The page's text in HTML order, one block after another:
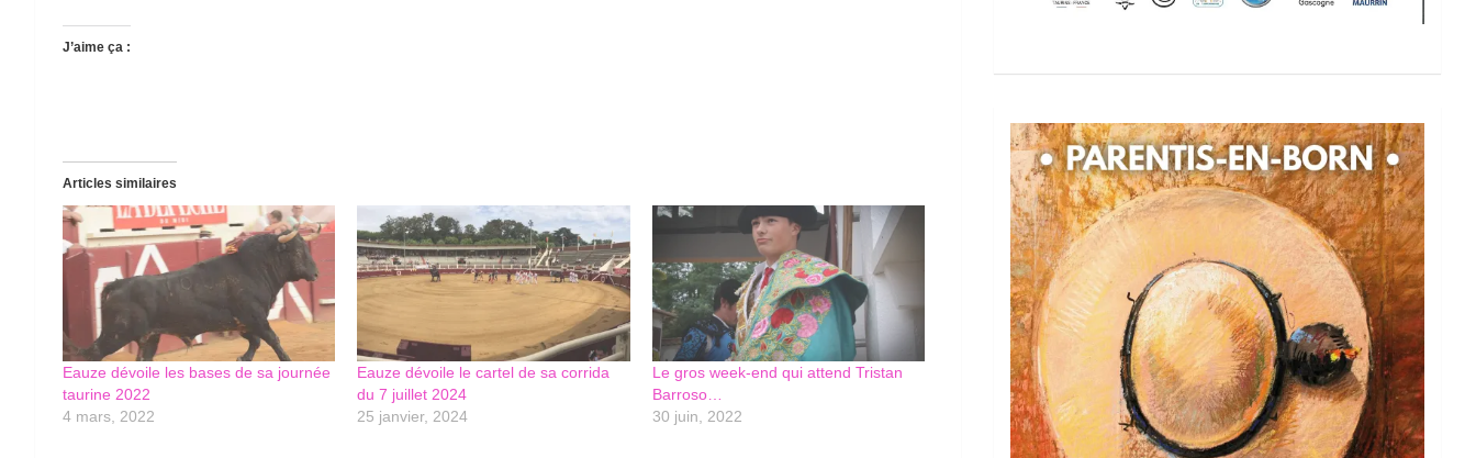
J’aime ça :
Articles similaires
Eauze dévoile les bases de sa journée
taurine 2022
4 mars, 2022
Eauze dévoile le cartel de sa corrida
du 7 juillet 2024
25 janvier, 2024
Le gros week-end qui attend Tristan
Barroso…
30 juin, 2022